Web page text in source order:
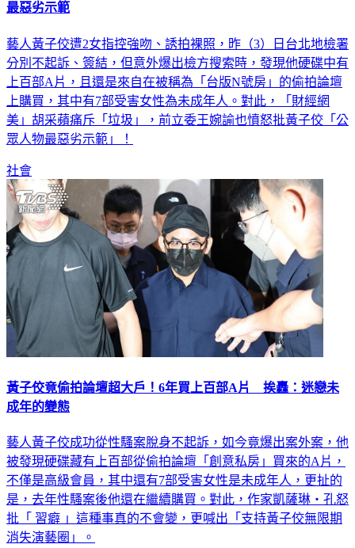
最惡劣示範
藝人黃子佼遭2女指控強吻、誘拍裸照，昨（3）日台北地檢署
分別不起訴、簽結，但意外爆出檢方搜索時，發現他硬碟中有
上百部A片，且還是來自在被稱為「台版N號房」的偷拍論壇
上購買，其中有7部受害女性為未成年人。對此，「財經網
美」胡采蘋痛斥「垃圾」，前立委王婉諭也憤怒批黃子佼「公
眾人物最惡劣示範」！
社會
黃子佼竟偷拍論壇超大戶！6年買上百部A片 挨轟：迷戀未
成年的變態
藝人黃子佼成功從性騷案脫身不起訴，如今竟爆出案外案，他
被發現硬碟藏有上百部從偷拍論壇「創意私房」買來的A片，
不僅是高級會員，其中還有7部受害女性是未成年人，更扯的
是，去年性騷案後他還在繼續購買。對此，作家凱薩琳・孔怒
批「 習癖 」這種事真的不會變，更喊出「支持黃子佼無限期
消失演藝圈」。